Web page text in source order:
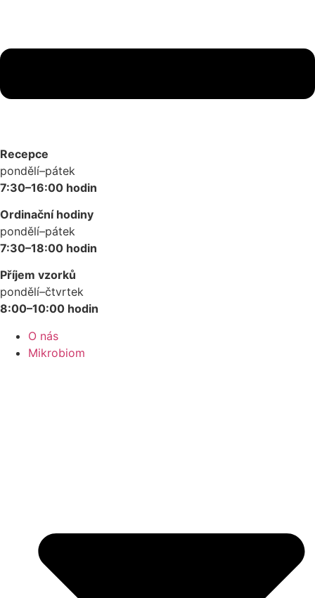
Recepce
pondělí–pátek
7:30–16:00 hodin
Ordinační hodiny
pondělí–pátek
7:30–18:00 hodin
Příjem vzorků
pondělí–čtvrtek
8:00–10:00 hodin
O nás
Mikrobiom